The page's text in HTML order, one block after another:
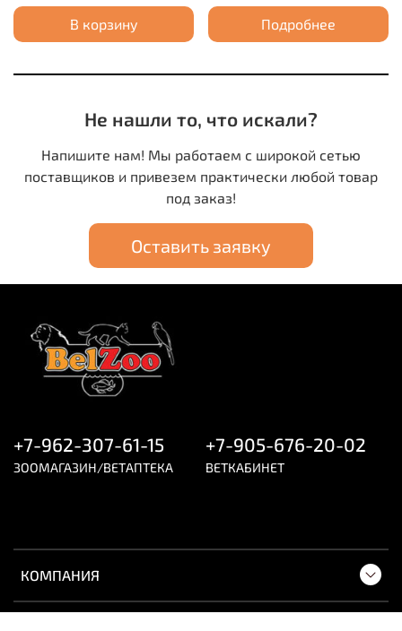
В корзину Подробнее
Не нашли то, что искали?
Напишите нам! Мы работаем с широкой сетью
поставщиков и привезем практически любой товар
под заказ!
Оставить заявку
КОМПАНИЯ
+7-962-307-61-15
ЗООМАГАЗИН/ВЕТАПТЕКА
+7-905-676-20-02
ВЕТКАБИНЕТ